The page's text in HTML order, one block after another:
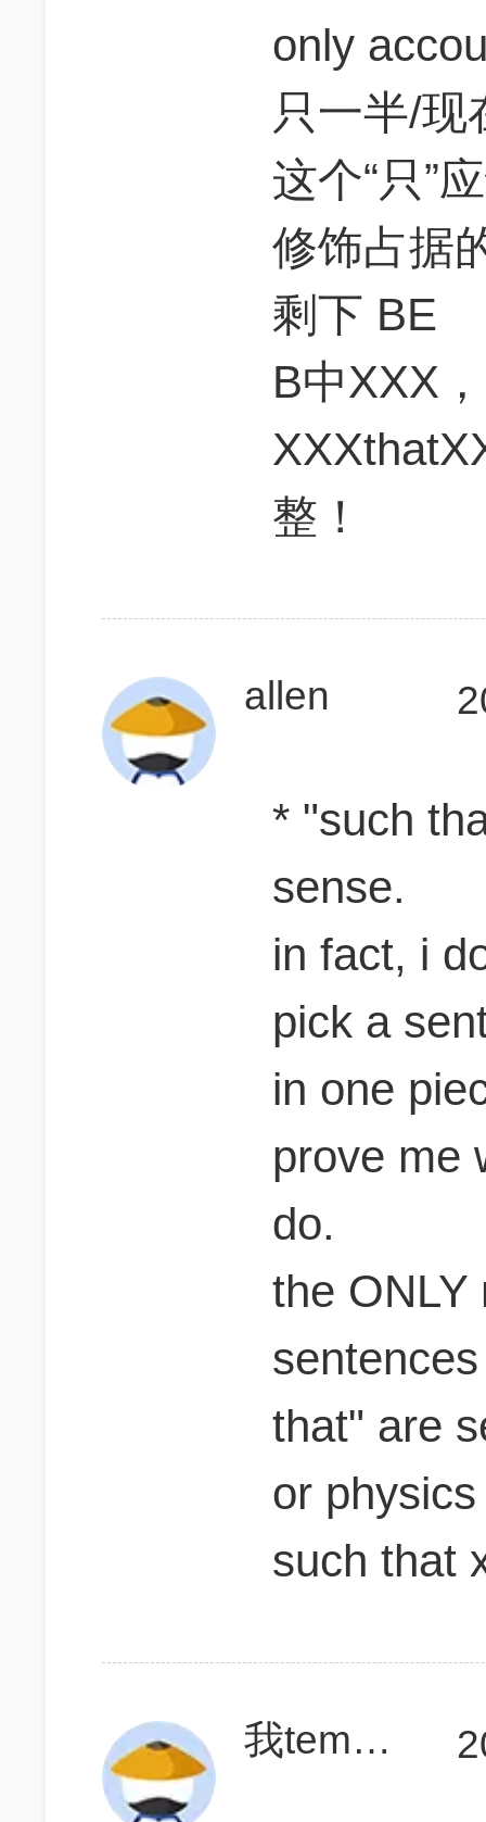
only
只一半/现
这个“只”
修饰占据
剩下 BE
B中XXX
整！
allen
* "such
sense.
in fact, i
pick a
in one
prove me
do.
the ONLY
that" are
or
such that
我teme要考750